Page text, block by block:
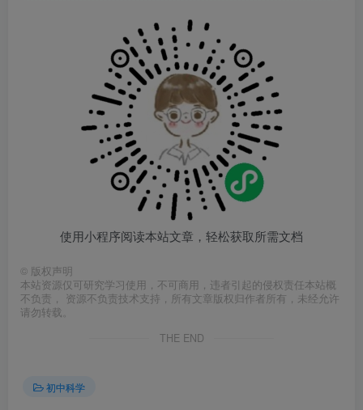
使用小程序阅读本站文章，轻松获取所需文档
© 版权声明
本站资源仅可研究学习使用，不可商用，违者引起的侵权责任本站概
不负责， 资源不负责技术支持，所有文章版权归作者所有，未经允许
请勿转载。
THE END
初中科学